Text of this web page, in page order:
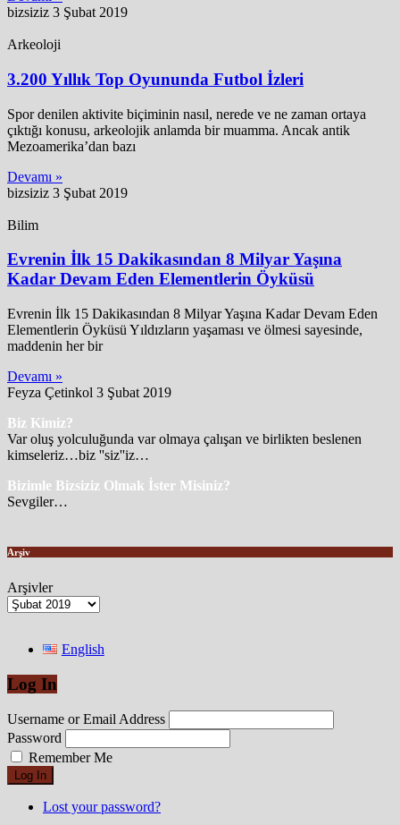
bizsiziz 3 Şubat 2019
Arkeoloji
3.200 Yıllık Top Oyununda Futbol İzleri
Spor denilen aktivite biçiminin nasıl, nerede ve ne zaman ortaya
çıktığı konusu, arkeolojik anlamda bir muamma. Ancak antik
Mezoamerika’dan bazı
Devamı »
bizsiziz 3 Şubat 2019
Bilim
Evrenin İlk 15 Dakikasından 8 Milyar Yaşına
Kadar Devam Eden Elementlerin Öyküsü
Evrenin İlk 15 Dakikasından 8 Milyar Yaşına Kadar Devam Eden
Elementlerin Öyküsü Yıldızların yaşaması ve ölmesi sayesinde,
maddenin her bir
Devamı »
Feyza Çetinkol 3 Şubat 2019
Biz Kimiz?
Var oluş yolculuğunda var olmaya çalışan ve birlikten beslenen
kimseleriz…biz ''siz''iz…
Bizimle Bizsiziz Olmak İster Misiniz?
Sevgiler…
Arşiv
Arşivler
English
Log In
Username or Email Address
Password
Remember Me
Log In
Lost your password?